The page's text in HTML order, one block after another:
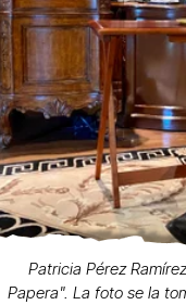
Patricia Pérez
Papera". La foto se la